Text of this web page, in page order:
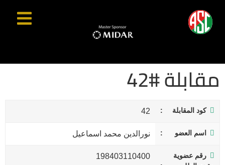
مقابلة #42
كود المقابلة 42
اسم العضو نورالدين محمد اسماعيل
رقم عضوية
198403110400